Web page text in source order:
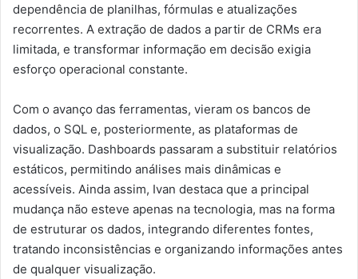
dependência de planilhas, fórmulas e atualizações
recorrentes. A extração de dados a partir de CRMs era
limitada, e transformar informação em decisão exigia
esforço operacional constante.
Com o avanço das ferramentas, vieram os bancos de
dados, o SQL e, posteriormente, as plataformas de
visualização. Dashboards passaram a substituir relatórios
estáticos, permitindo análises mais dinâmicas e
acessíveis. Ainda assim, Ivan destaca que a principal
mudança não esteve apenas na tecnologia, mas na forma
de estruturar os dados, integrando diferentes fontes,
tratando inconsistências e organizando informações antes
de qualquer visualização.